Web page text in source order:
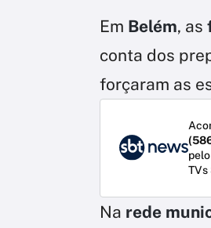
Em Belém, as
conta dos
forçaram as
pelo
TVs
Na rede